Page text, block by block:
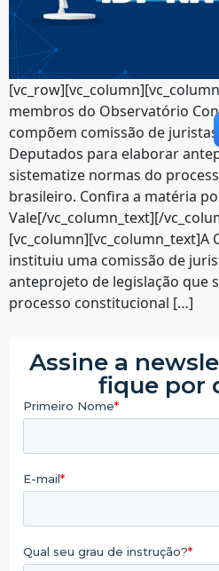
membros do Observatório
compõem comissão de
Deputados para elaborar
sistematize normas do
brasileiro. Confira a matéria
Vale[/vc_column_text][/
[vc_column][vc_column_text]A
instituiu uma comissão de
anteprojeto de legislação que
processo constitucional […]
Assine a
fique por